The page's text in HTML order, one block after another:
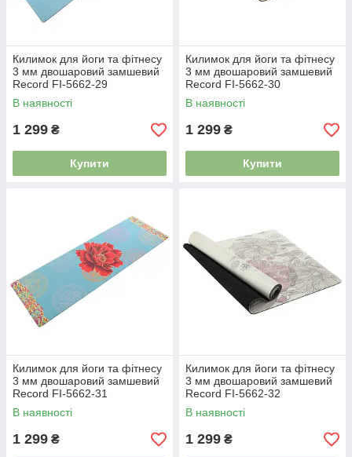
Килимок для йоги та фітнесу
3 мм двошаровий замшевий
Record FI-5662-29
В наявності
1 299 ₴
Купити
Килимок для йоги та фітнесу
3 мм двошаровий замшевий
Record FI-5662-30
В наявності
1 299 ₴
Купити
Килимок для йоги та фітнесу
3 мм двошаровий замшевий
Record FI-5662-31
В наявності
1 299 ₴
Килимок для йоги та фітнесу
3 мм двошаровий замшевий
Record FI-5662-32
В наявності
1 299 ₴